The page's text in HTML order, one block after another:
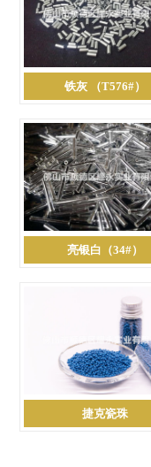
铁灰 （T576#）
亮银白（34#）
捷克瓷珠